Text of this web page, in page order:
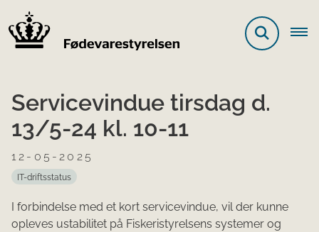
Servicevindue tirsdag d.
13/5-24 kl. 10-11
12-05-2025
IT-driftsstatus
I forbindelse med et kort servicevindue, vil der kunne
opleves ustabilitet på Fiskeristyrelsens systemer og